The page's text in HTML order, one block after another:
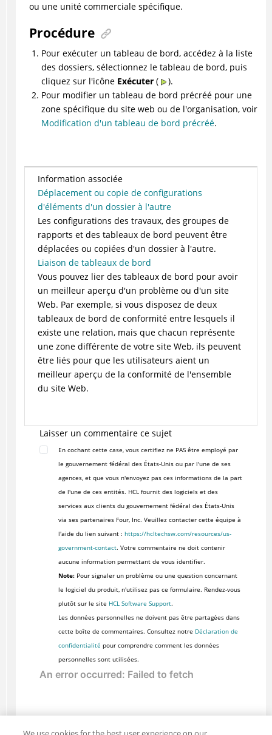
ou une unité commerciale spécifique.
Procédure
Pour exécuter un tableau de bord, accédez à la liste
des dossiers, sélectionnez le tableau de bord, puis
cliquez sur l'icône Exécuter(
).
Pour modifier un tableau de bord précréé pour une
zone spécifique du site web ou de l'organisation, voir
Modification d'un tableau de bord précréé.
Information associée
Déplacement ou copie de configurations
d'éléments d'un dossier à l'autre
Les configurations des travaux, des groupes de
rapports et des tableaux de bord peuvent être
déplacées ou copiées d'un dossier à l'autre.
Liaison de tableaux de bord
Vous pouvez lier des tableaux de bord pour avoir
un meilleur aperçu d'un problème ou d'un site
Web. Par exemple, si vous disposez de deux
tableaux de bord de conformité entre lesquels il
existe une relation, mais que chacun représente
une zone différente de votre site Web, ils peuvent
être liés pour que les utilisateurs aient un
meilleur aperçu de la conformité de l'ensemble
du site Web.
Laisser un commentaire ce sujet
En cochant cette case, vous certifiez ne PAS être employé par
le gouvernement fédéral des États-Unis ou par l'une de ses
agences, et que vous n'envoyez pas ces informations de la part
de l'une de ces entités. HCL fournit des logiciels et des
services aux clients du gouvernement fédéral des États-Unis
via ses partenaires Four, Inc. Veuillez contacter cette équipe à
l'aide du lien suivant : https://hcltechsw.com/resources/us-
government-contact. Votre commentaire ne doit contenir
aucune information permettant de vous identifier.
Note:Pour signaler un problème ou une question concernant
le logiciel du produit, n'utilisez pas ce formulaire. Rendez-vous
plutôt sur le site HCL Software Support.
Les données personnelles ne doivent pas être partagées dans
cette boîte de commentaires. Consultez notre Déclaration de
confidentialité pour comprendre comment les données
personnelles sont utilisées.